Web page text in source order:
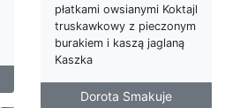
płatkami owsianymi Koktajl
truskawkowy z pieczonym
burakiem i kaszą jaglaną
Kaszka
Dorota Smakuje